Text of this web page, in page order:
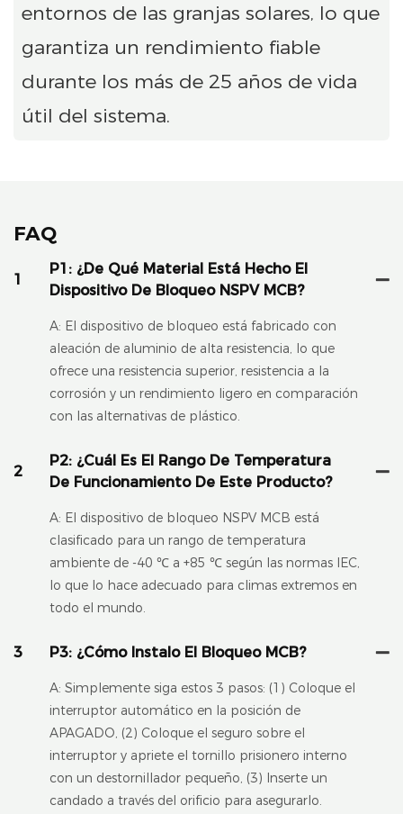
entornos de las granjas solares, lo que
garantiza un rendimiento fiable
durante los más de 25 años de vida
útil del sistema.
FAQ
1
P1: ¿De Qué Material Está Hecho El
Dispositivo De Bloqueo NSPV MCB?
A: El dispositivo de bloqueo está fabricado con
aleación de aluminio de alta resistencia, lo que
ofrece una resistencia superior, resistencia a la
corrosión y un rendimiento ligero en comparación
con las alternativas de plástico.
2
P2: ¿Cuál Es El Rango De Temperatura
De Funcionamiento De Este Producto?
A: El dispositivo de bloqueo NSPV MCB está
clasificado para un rango de temperatura
ambiente de -40 ℃ a +85 ℃ según las normas IEC,
lo que lo hace adecuado para climas extremos en
todo el mundo.
3 P3: ¿Cómo Instalo El Bloqueo MCB?
A: Simplemente siga estos 3 pasos: (1) Coloque el
interruptor automático en la posición de
APAGADO, (2) Coloque el seguro sobre el
interruptor y apriete el tornillo prisionero interno
con un destornillador pequeño, (3) Inserte un
candado a través del orificio para asegurarlo.